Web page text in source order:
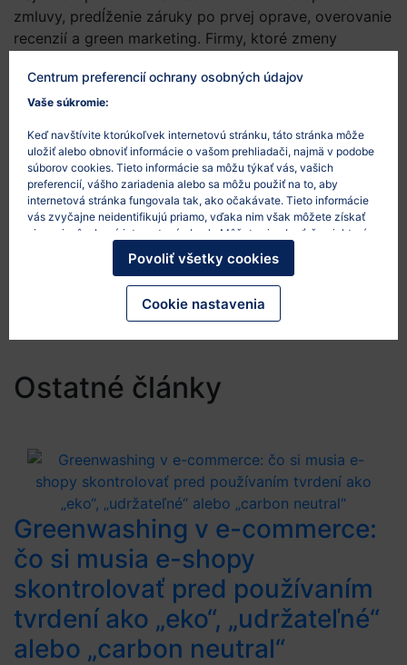
zmluvy, predĺženie záruky po prvej oprave, overovanie
recenzií a green marketing. Firmy, ktoré zmeny
reputačné škody.
Eva Schin
+421 908 688 065
eva.schin@mathison.sk
Ostatné články
Greenwashing v e-commerce:
čo si musia e-shopy
skontrolovať pred používaním
tvrdení ako „eko“, „udržateľné“
alebo „carbon neutral“
Centrum preferencií ochrany osobných údajov
Vaše súkromie:
Keď navštívite ktorúkoľvek internetovú stránku, táto stránka môže
uložiť alebo obnoviť informácie o vašom prehliadači, najmä v podobe
súborov cookies. Tieto informácie sa môžu týkať vás, vašich
preferencií, vášho zariadenia alebo sa môžu použiť na to, aby
internetová stránka fungovala tak, ako očakávate. Tieto informácie
vás zvyčajne neidentifikujú priamo, vďaka nim však môžete získať
viac prispôsobený internetový obsah. Môžete si vybrať, že niektoré
typy súborov cookies nepovolíte. Po kliknutí na nadpisy rôznych
kategórií sa dozviete viac a zmeníte svoje predvolené nastavenia.
Mali by ste však vedieť, že blokovanie niektorých súborov cookies
môže ovplyvniť vašu skúsenosť so stránkou a služby, ktoré vám
Cookie nastavenia
Povoliť všetky cookies